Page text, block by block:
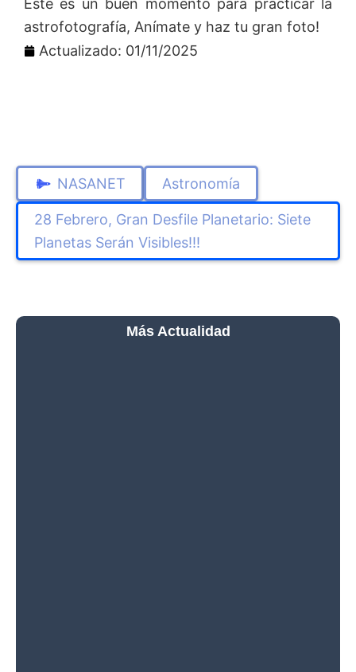
Más Actualidad
Este es un buen momento para practicar la
astrofotografía, Anímate y haz tu gran foto!
Actualizado: 01/11/2025
NASANET Astronomía
28 Febrero, Gran Desfile Planetario: Siete
Planetas Serán Visibles!!!